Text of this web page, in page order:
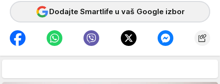
Dodajte Smartlife u vaš Google izbor